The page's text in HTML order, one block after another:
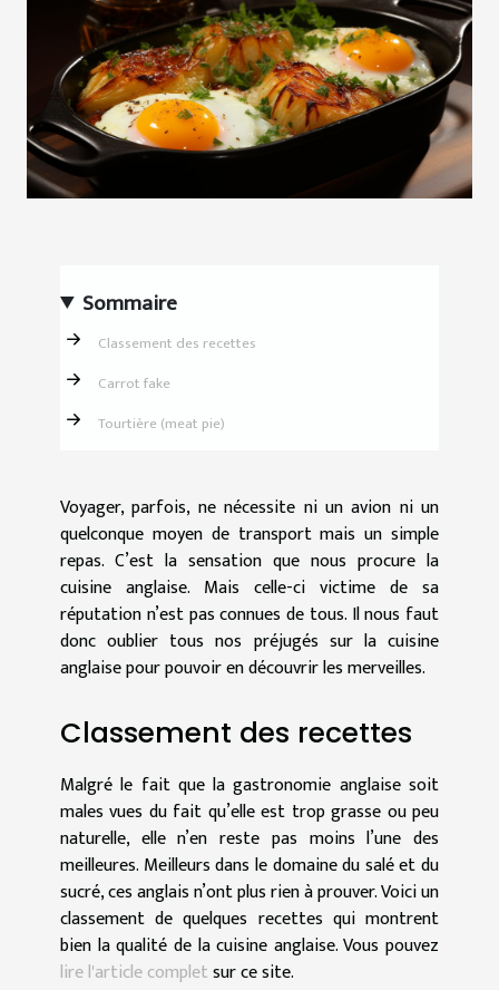
Sommaire
Classement des recettes
Carrot fake
Tourtière (meat pie)
Voyager, parfois, ne nécessite ni un avion ni un
quelconque moyen de transport mais un simple
repas. C’est la sensation que nous procure la
cuisine anglaise. Mais celle-ci victime de sa
réputation n’est pas connues de tous. Il nous faut
donc oublier tous nos préjugés sur la cuisine
anglaise pour pouvoir en découvrir les merveilles.
Classement des recettes
Malgré le fait que la gastronomie anglaise soit
males vues du fait qu’elle est trop grasse ou peu
naturelle, elle n’en reste pas moins l’une des
meilleures. Meilleurs dans le domaine du salé et du
sucré, ces anglais n’ont plus rien à prouver. Voici un
classement de quelques recettes qui montrent
bien la qualité de la cuisine anglaise. Vous pouvez
lire l'article completsur ce site.